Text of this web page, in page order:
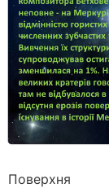
Поверхня